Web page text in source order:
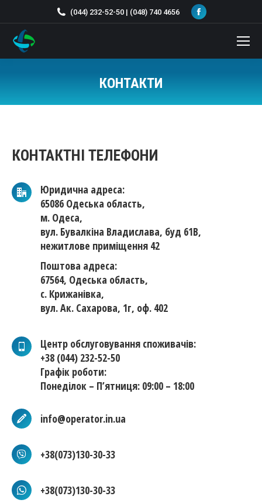
(044) 232-52-50 | (048) 740 4656
Facebook
page
in
КОНТАКТИ
КОНТАКТНІ ТЕЛЕФОНИ
Юридична адреса:
65086 Одеська область,
м. Одеса,
вул. Бувалкіна Владислава, буд 61В,
нежитлове приміщення 42
Поштова адреса:
67564, Одеська область,
с. Крижанівка,
вул. Ак. Сахарова, 1г, оф. 402
Центр обслуговування споживачів:
+38 (044) 232-52-50
Графік роботи:
Понеділок – П’ятниця: 09:00 – 18:00
info@operator.in.ua
+38(073)130-30-33
+38(073)130-30-33